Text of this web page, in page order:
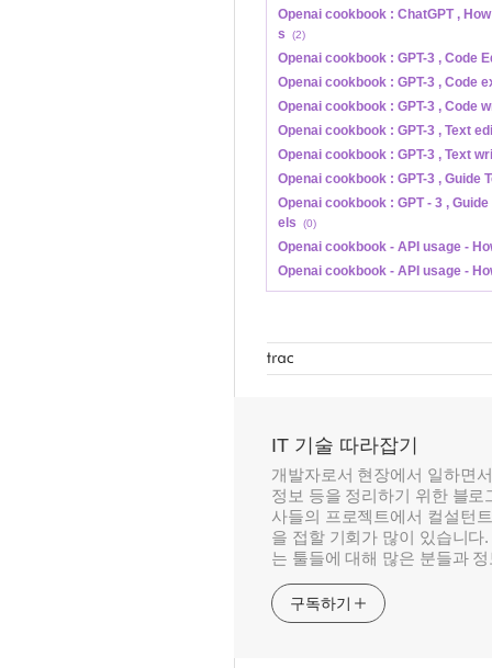
Openai cookbook : ChatGPT ,
s
(2)
Openai cookbook : GPT-3 , Code
Openai cookbook : GPT-3 , Code
Openai cookbook : GPT-3 , Code
Openai cookbook : GPT-3 , Text
Openai cookbook : GPT-3 , Text
Openai cookbook : GPT-3 ,
Openai cookbook : GPT - 3 ,
els
(0)
Openai cookbook - API usage -
Openai cookbook - API usage -
IT 기술 따라잡기
개발자로서 현장에서 일하면
정보 등을 정리하기 위한 블
사들의 프로젝트에서 컬설턴
을 접할 기회가 많이 있습니
는 툴들에 대해 많은 분들과
구독하기